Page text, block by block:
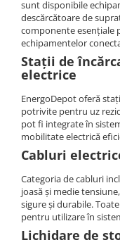
sunt disponibile
descărcătoare de
componente esențiale
echipamentelor
Stații de
electrice
EnergoDepot oferă
potrivite pentru uz
pot fi integrate în
mobilitate electrică
Cabluri
Categoria de cabluri
joasă și medie
sigure și durabile.
pentru utilizare în
Lichidare de